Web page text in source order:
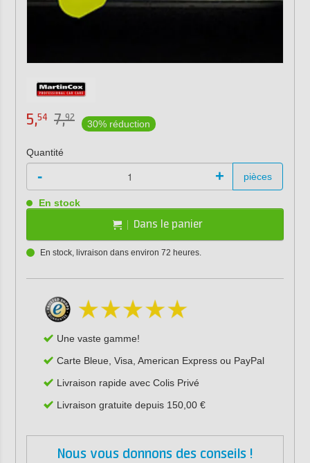
5,54 7,92
30% réduction
Quantité
- + pièces
En stock
Dans le panier
En stock, livraison dans environ 72 heures.
Une vaste gamme!
Carte Bleue, Visa, American Express ou PayPal
Livraison rapide avec Colis Privé
Livraison gratuite depuis 150,00 €
Nous vous donnons des conseils !